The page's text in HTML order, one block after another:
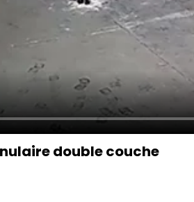
double couche